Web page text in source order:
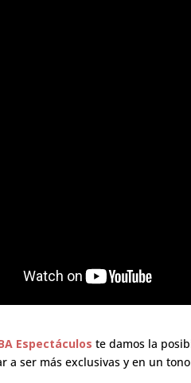
Espectáculos te damos la
a ser más exclusivas y en un